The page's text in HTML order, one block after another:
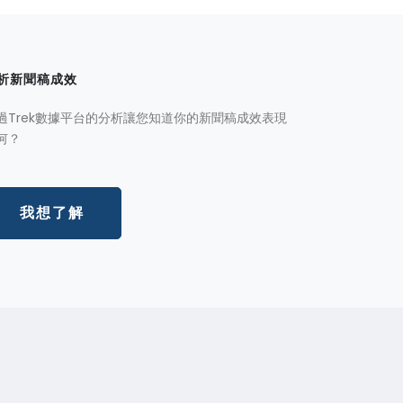
新聞稿成效
Trek數據平台的分析讓您知道你的新聞稿成效表現
？
我想了解